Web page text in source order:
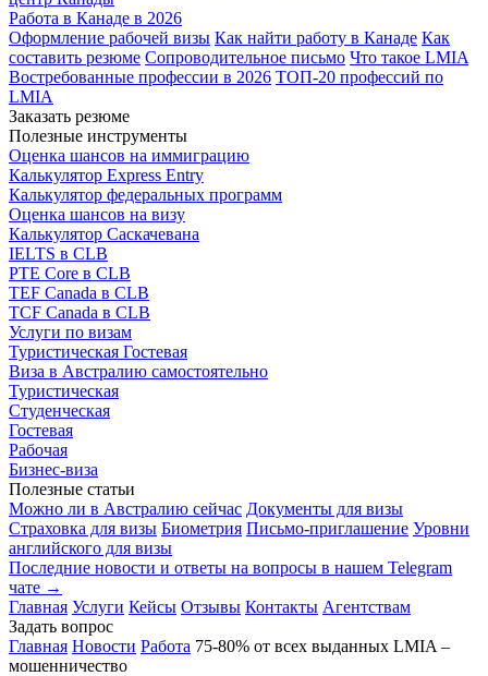
Работа в Канаде в 2026
Оформление рабочей визы Как найти работу в Канаде Как
составить резюме Сопроводительное письмо Что такое LMIA
Востребованные профессии в 2026 ТОП-20 профессий по
LMIA
Заказать резюме
Полезные инструменты
Оценка шансов на иммиграцию
Калькулятор Express Entry
Калькулятор федеральных программ
Оценка шансов на визу
Калькулятор Саскачевана
IELTS в CLB
PTE Core в CLB
TEF Canada в CLB
TCF Canada в CLB
Услуги по визам
Туристическая Гостевая
Виза в Австралию самостоятельно
Туристическая
Студенческая
Гостевая
Рабочая
Бизнес-виза
Полезные статьи
Можно ли в Австралию сейчас Документы для визы
Страховка для визы Биометрия Письмо-приглашение Уровни
английского для визы
Последние новости и ответы на вопросы в нашем Telegram
чате →
Главная Услуги Кейсы Отзывы Контакты Агентствам
Задать вопрос
Главная Новости Работа 75-80% от всех выданных LMIA –
мошенничество